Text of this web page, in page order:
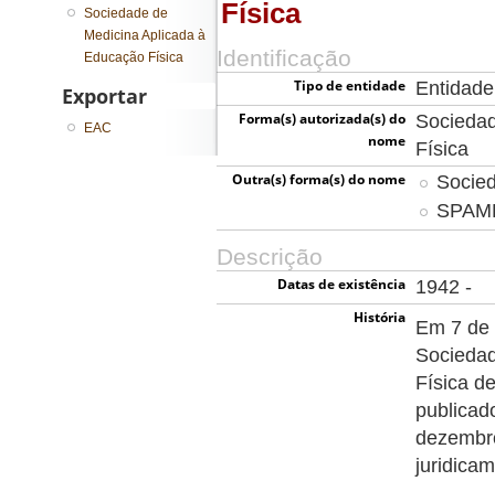
Física
Identificação
Tipo de entidade
Forma(s) autorizada(s) do
nome
Física
Outra(s) forma(s) do nome
Descrição
Datas de existência 1942 -
História
Em 7
Física
Sociedade de
Medicina Aplicada à
Educação Física
Exportar
EAC